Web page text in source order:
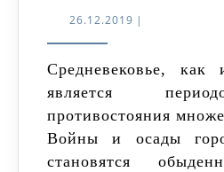
26.12.2019 26.12.2019
|
Средневековье, как и новое время,
является
противостояния
Войны и осады
становятся